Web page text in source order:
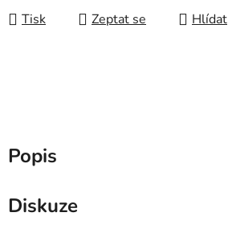
Tisk Zeptat se Hlídat
Popis
Diskuze